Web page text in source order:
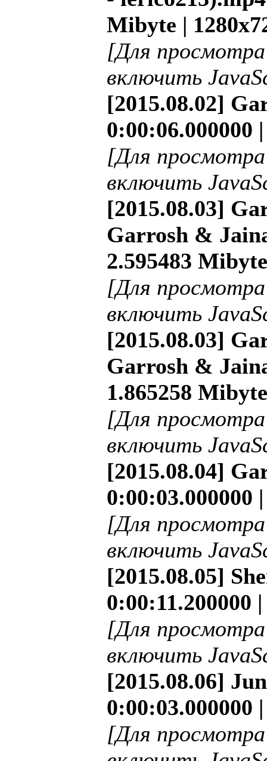
Mibyte |
[Для
включить
[2015.08.02]
0:00:06.000000
[Для
включить
[2015.08.03]
Garrosh &
2.595483
[Для
включить
[2015.08.03]
Garrosh &
1.865258
[Для
включить
[2015.08.04]
0:00:03.000000
[Для
включить
[2015.08.05]
0:00:11.200000
[Для
включить
[2015.08.06]
0:00:03.000000
[Для